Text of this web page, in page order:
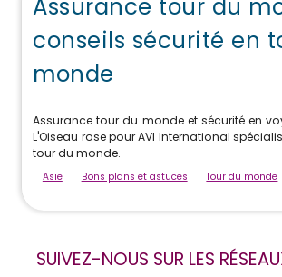
Assurance tour du
conseils sécurité en
monde
Assurance tour du monde et sécurité en
L'Oiseau rose pour AVI International
tour du monde.
Asie Bons plans et astuces Tour du monde
SUIVEZ-NOUS SUR LES